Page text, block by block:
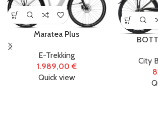
Maratea Plus
E-Trekking
1.989,00€
Quick view
City